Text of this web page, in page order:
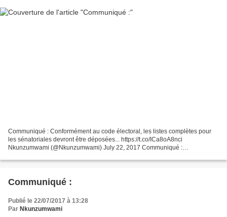
Communiqué : Conformément au code électoral, les listes complètes pour
les sénatoriales devront être déposées... https://t.co/ICa8oA8nci
Nkunzumwami (@Nkunzumwami) July 22, 2017 Communiqué :
Communiqué :
Publié le 22/07/2017 à 13:28
Par Nkunzumwami